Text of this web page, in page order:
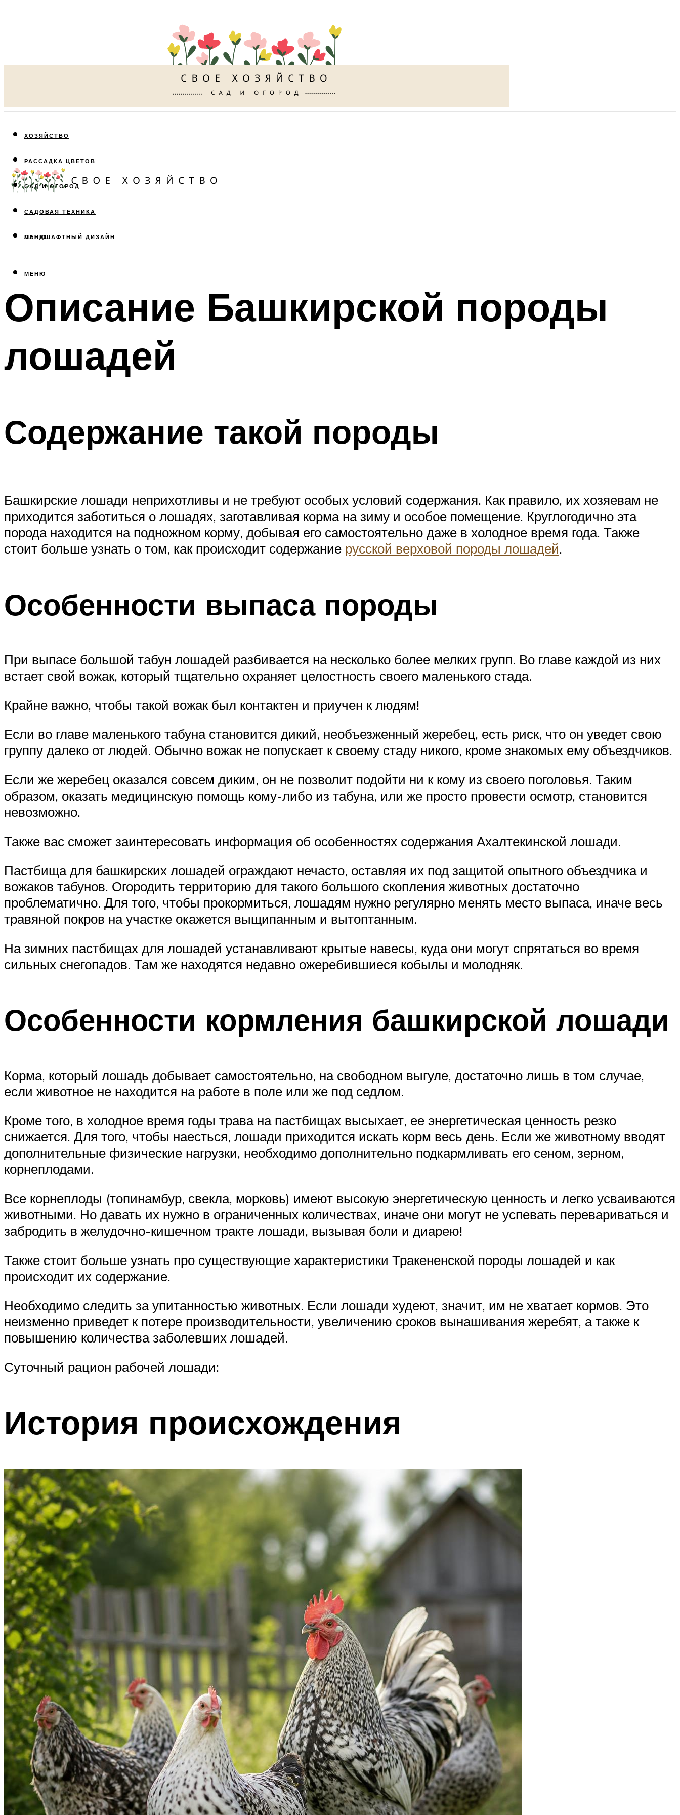
ХОЗЯЙСТВО
РАССАДКА ЦВЕТОВ
САД И ОГОРОД
САДОВАЯ ТЕХНИКА
ЛАНДШАФТНЫЙ ДИЗАЙН
МЕНЮ
МЕНЮ
Описание Башкирской породы
лошадей
Содержание такой породы
Башкирские лошади неприхотливы и не требуют особых условий содержания. Как правило, их хозяевам не
приходится заботиться о лошадях, заготавливая корма на зиму и особое помещение. Круглогодично эта
порода находится на подножном корму, добывая его самостоятельно даже в холодное время года. Также
стоит больше узнать о том, как происходит содержание русской верховой породы лошадей.
Особенности выпаса породы
При выпасе большой табун лошадей разбивается на несколько более мелких групп. Во главе каждой из них
встает свой вожак, который тщательно охраняет целостность своего маленького стада.
Крайне важно, чтобы такой вожак был контактен и приучен к людям!
Если во главе маленького табуна становится дикий, необъезженный жеребец, есть риск, что он уведет свою
группу далеко от людей. Обычно вожак не попускает к своему стаду никого, кроме знакомых ему объездчиков.
Если же жеребец оказался совсем диким, он не позволит подойти ни к кому из своего поголовья. Таким
образом, оказать медицинскую помощь кому-либо из табуна, или же просто провести осмотр, становится
невозможно.
Также вас сможет заинтересовать информация об особенностях содержания Ахалтекинской лошади.
Пастбища для башкирских лошадей ограждают нечасто, оставляя их под защитой опытного объездчика и
вожаков табунов. Огородить территорию для такого большого скопления животных достаточно
проблематично. Для того, чтобы прокормиться, лошадям нужно регулярно менять место выпаса, иначе весь
травяной покров на участке окажется выщипанным и вытоптанным.
На зимних пастбищах для лошадей устанавливают крытые навесы, куда они могут спрятаться во время
сильных снегопадов. Там же находятся недавно ожеребившиеся кобылы и молодняк.
Особенности кормления башкирской лошади
Корма, который лошадь добывает самостоятельно, на свободном выгуле, достаточно лишь в том случае,
если животное не находится на работе в поле или же под седлом.
Кроме того, в холодное время годы трава на пастбищах высыхает, ее энергетическая ценность резко
снижается. Для того, чтобы наесться, лошади приходится искать корм весь день. Если же животному вводят
дополнительные физические нагрузки, необходимо дополнительно подкармливать его сеном, зерном,
корнеплодами.
Все корнеплоды (топинамбур, свекла, морковь) имеют высокую энергетическую ценность и легко усваиваются
животными. Но давать их нужно в ограниченных количествах, иначе они могут не успевать перевариваться и
забродить в желудочно-кишечном тракте лошади, вызывая боли и диарею!
Также стоит больше узнать про существующие характеристики Тракененской породы лошадей и как
происходит их содержание.
Необходимо следить за упитанностью животных. Если лошади худеют, значит, им не хватает кормов. Это
неизменно приведет к потере производительности, увеличению сроков вынашивания жеребят, а также к
повышению количества заболевших лошадей.
Суточный рацион рабочей лошади:
История происхождения